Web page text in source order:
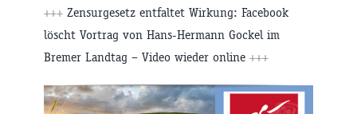
+++ Zensurgesetz entfaltet Wirkung: Facebook
löscht Vortrag von Hans-Hermann Gockel im
Bremer Landtag – Video wieder online +++